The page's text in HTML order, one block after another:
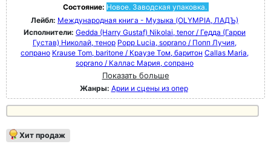
Состояние: Новое. Заводская упаковка.
Лейбл: Международная книга - Музыка (OLYMPIA, ЛАДЪ)
Исполнители: Gedda (Harry Gustaf) Nikolai, tenor / Гедда (Гарри
Густав) Николай, тенор Popp Lucia, soprano / Попп Лучия,
сопрано Krause Tom, baritone / Краузе Том, баритон Callas Maria,
soprano / Каллас Мария, сопрано
Показать больше
Жанры: Арии и сцены из опер
Хит продаж